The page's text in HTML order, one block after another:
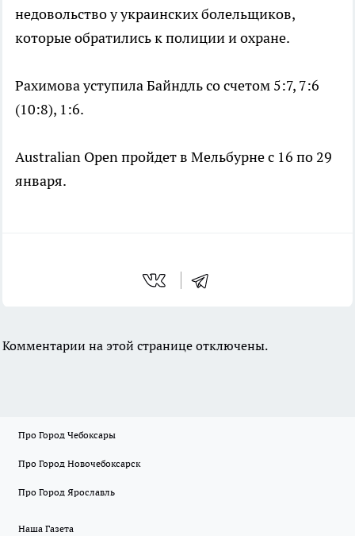
недовольство у украинских болельщиков,
которые обратились к полиции и охране.
Рахимова уступила Байндль со счетом 5:7, 7:6
(10:8), 1:6.
Australian Open пройдет в Мельбурне с 16 по 29
января.
Комментарии на этой странице отключены.
Про Город Чебоксары
Про Город Новочебоксарск
Про Город Ярославль
Наша Газета